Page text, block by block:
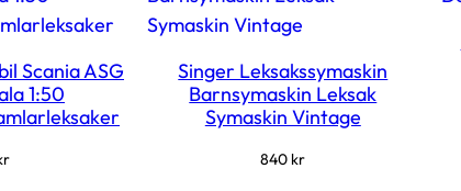
Scania ASG
1:50
Singer Leksakssymaskin
Barnsymaskin Leksak
Symaskin Vintage
840 kr